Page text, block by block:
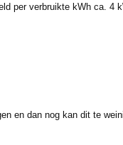
per verbruikte kWh ca. 4
en dan nog kan dit te